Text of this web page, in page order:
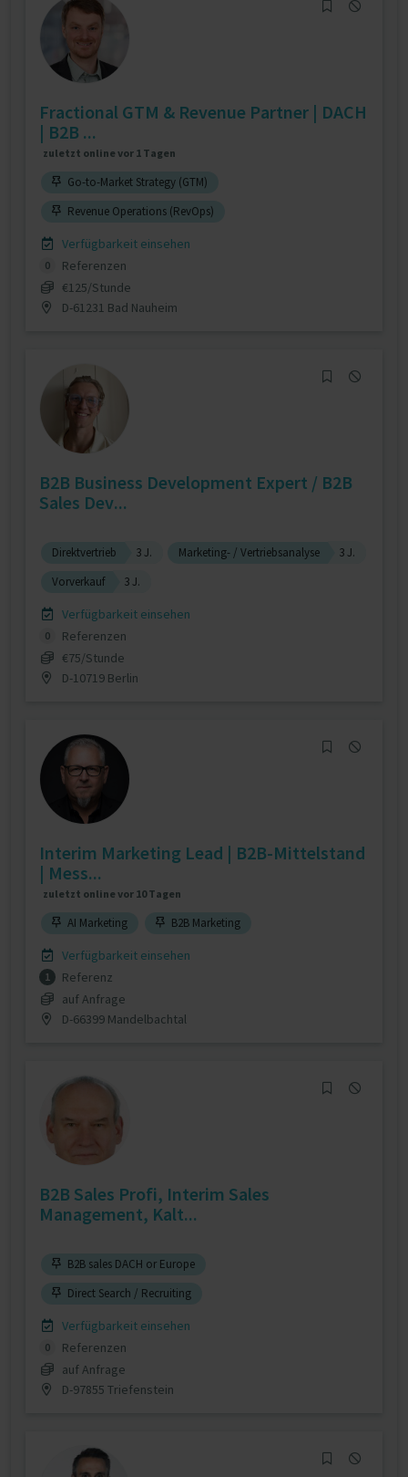
Fractional GTM & Revenue Partner | DACH
| B2B ...
zuletzt online vor 1 Tagen
Go-to-Market Strategy (GTM)
Revenue Operations (RevOps)
Verfügbarkeit einsehen
0
Referenzen
€125/Stunde
D-61231 Bad Nauheim
B2B Business Development Expert / B2B
Sales Dev...
Direktvertrieb 3 J. Marketing- / Vertriebsanalyse
3 J.
Vorverkauf
3 J.
Verfügbarkeit einsehen
0
Referenzen
€75/Stunde
D-10719 Berlin
Interim Marketing Lead | B2B-Mittelstand
| Mess...
zuletzt online vor 10 Tagen
AI Marketing B2B Marketing
Verfügbarkeit einsehen
1
Referenz
auf Anfrage
D-66399 Mandelbachtal
B2B Sales Profi, Interim Sales
Management, Kalt...
B2B sales DACH or Europe
Direct Search / Recruiting
Verfügbarkeit einsehen
0
Referenzen
auf Anfrage
D-97855 Triefenstein